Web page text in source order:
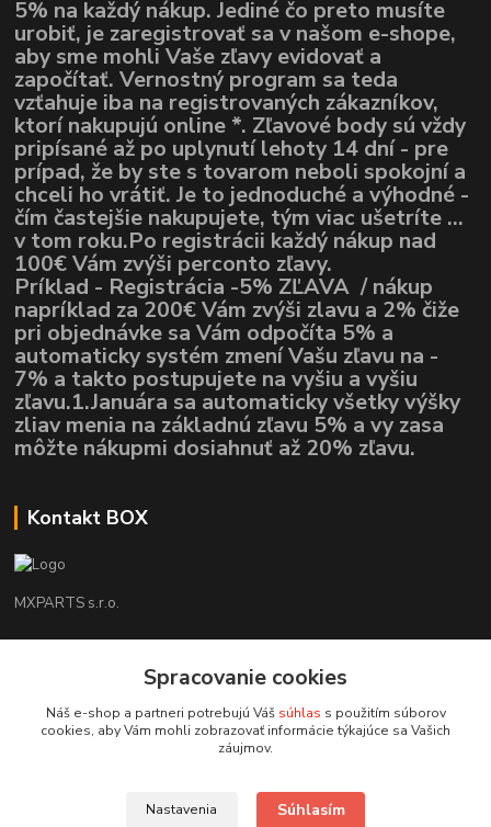
5% na každý nákup. Jediné čo preto musíte
urobiť, je zaregistrovať sa v našom e-shope,
aby sme mohli Vaše zľavy evidovať a
započítať. Vernostný program sa teda
vzťahuje iba na registrovaných zákazníkov,
ktorí nakupujú online *. Zľavové body sú vždy
pripísané až po uplynutí lehoty 14 dní - pre
prípad, že by ste s tovarom neboli spokojní a
chceli ho vrátiť. Je to jednoduché a výhodné -
čím častejšie nakupujete, tým viac ušetríte ...
v tom roku.Po registrácii každý nákup nad
100€ Vám zvýši perconto zľavy.
Príklad - Registrácia -5% ZĽAVA / nákup
napríklad za 200€ Vám zvýši zlavu a 2% čiže
pri objednávke sa Vám odpočíta 5% a
automaticky systém zmení Vašu zľavu na -
7% a takto postupujete na vyšiu a vyšiu
zľavu.1.Januára sa automaticky všetky výšky
zliav menia na základnú zľavu 5% a vy zasa
môžte nákupmi dosiahnuť až 20% zľavu.
Kontakt BOX
MXPARTS s.r.o.
+421948260186
motokrossk@gmail.com
Spracovanie cookies
Náš e-shop a partneri potrebujú Váš súhlas s použitím súborov
cookies, aby Vám mohli zobrazovať informácie týkajúce sa Vašich
záujmov.
Nastavenia Súhlasím